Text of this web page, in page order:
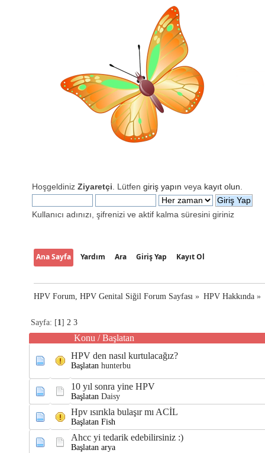
Hoşgeldiniz Ziyaretçi . Lütfen giriş yapın veya kayıt olun
Kullanıcı adınızı, şifrenizi ve aktif kalma süresini giriniz
Ana Sayfa Yardım Ara Giriş Yap Kayıt Ol
HPV Forum, HPV Genital Siğil Forum Sayfası » HPV Hakkında»
Sayfa: [1] 2 3
Konu /Başlatan
HPV den nasıl kurtulacağız?
Başlatan hunterbu
10 yıl sonra yine HPV
Başlatan Daisy
Hpv ısırıkla bulaşır mı ACİL
Başlatan Fish
Ahcc yi tedarik edebilirsiniz :)
Başlatan arya